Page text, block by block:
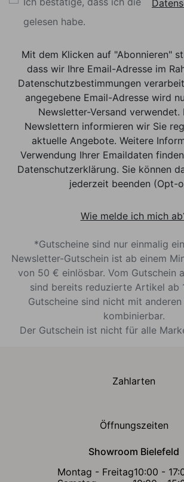
gelesen habe.
Mit dem Klicken auf "Abonnieren"
dass wir Ihre Email-Adresse im
Datenschutzbestimmungen
angegebene Email-Adresse wird
Newsletter-Versand verwendet.
Newslettern informieren wir Sie
aktuelle Angebote. Weitere
Verwendung Ihrer Emaildaten
Datenschutzerklärung. Sie können
jederzeit beenden (Opt-
Wie melde ich mich
*Gutscheine sind nur einmalig
Newsletter-Gutschein ist ab einem
von 50 € einlösbar. Vom Gutschein
sind bereits reduzierte Artikel ab
Gutscheine sind nicht mit anderen
kombinierbar.
Der Gutschein ist nicht für alle
Zahlarten
Öffnungszeiten
Showroom Bielefeld
Montag - Freitag10:00 -